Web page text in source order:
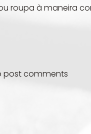
roupa à maneira
post comments